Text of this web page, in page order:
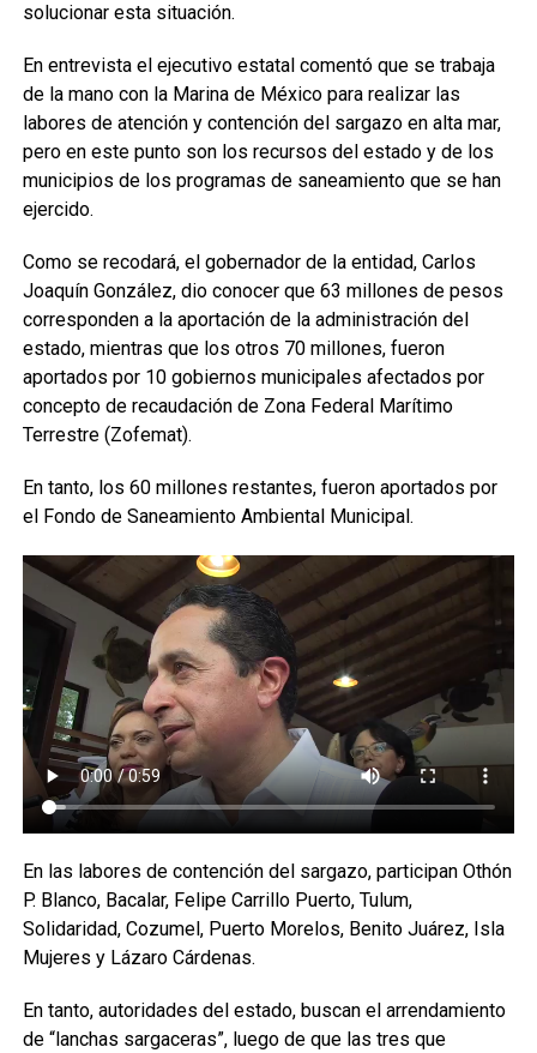
solucionar esta situación.
En entrevista el ejecutivo estatal comentó que se trabaja
de la mano con la Marina de México para realizar las
labores de atención y contención del sargazo en alta mar,
pero en este punto son los recursos del estado y de los
municipios de los programas de saneamiento que se han
ejercido.
Como se recodará, el gobernador de la entidad, Carlos
Joaquín González, dio conocer que 63 millones de pesos
corresponden a la aportación de la administración del
estado, mientras que los otros 70 millones, fueron
aportados por 10 gobiernos municipales afectados por
concepto de recaudación de Zona Federal Marítimo
Terrestre (Zofemat).
En tanto, los 60 millones restantes, fueron aportados por
el Fondo de Saneamiento Ambiental Municipal.
En las labores de contención del sargazo, participan Othón
P. Blanco, Bacalar, Felipe Carrillo Puerto, Tulum,
Solidaridad, Cozumel, Puerto Morelos, Benito Juárez, Isla
Mujeres y Lázaro Cárdenas.
En tanto, autoridades del estado, buscan el arrendamiento
de “lanchas sargaceras”, luego de que las tres que